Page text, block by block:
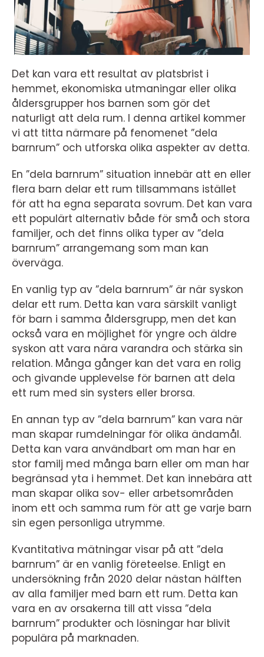
Det kan vara ett resultat av platsbrist i
hemmet, ekonomiska utmaningar eller olika
åldersgrupper hos barnen som gör det
naturligt att dela rum. I denna artikel kommer
vi att titta närmare på fenomenet ”dela
barnrum” och utforska olika aspekter av detta.
En ”dela barnrum” situation innebär att en eller
flera barn delar ett rum tillsammans istället
för att ha egna separata sovrum. Det kan vara
ett populärt alternativ både för små och stora
familjer, och det finns olika typer av ”dela
barnrum” arrangemang som man kan
överväga.
En vanlig typ av ”dela barnrum” är när syskon
delar ett rum. Detta kan vara särskilt vanligt
för barn i samma åldersgrupp, men det kan
också vara en möjlighet för yngre och äldre
syskon att vara nära varandra och stärka sin
relation. Många gånger kan det vara en rolig
och givande upplevelse för barnen att dela
ett rum med sin systers eller brorsa.
En annan typ av ”dela barnrum” kan vara när
man skapar rumdelningar för olika ändamål.
Detta kan vara användbart om man har en
stor familj med många barn eller om man har
begränsad yta i hemmet. Det kan innebära att
man skapar olika sov- eller arbetsområden
inom ett och samma rum för att ge varje barn
sin egen personliga utrymme.
Kvantitativa mätningar visar på att ”dela
barnrum” är en vanlig företeelse. Enligt en
undersökning från 2020 delar nästan hälften
av alla familjer med barn ett rum. Detta kan
vara en av orsakerna till att vissa ”dela
barnrum” produkter och lösningar har blivit
populära på marknaden.